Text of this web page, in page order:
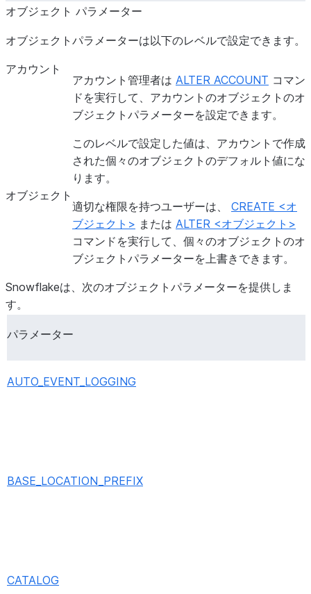
ENABLE_IDENTIFIER_FIRST_LOGIN
ENABLE_INTERNAL_STAGES_PRIVATELINK
ENABLE_NOTEBOOK_CREATION_IN_PERSONAL_DB
オブジェクト パラメーター
オブジェクトパラメーターは以下のレベルで設定できます。
アカウント
アカウント管理者は ALTER ACCOUNT コマン
ドを実行して、アカウントのオブジェクトのオ
ブジェクトパラメーターを設定できます。
このレベルで設定した値は、アカウントで作成
された個々のオブジェクトのデフォルト値にな
ります。
オブジェクト
適切な権限を持つユーザーは、 CREATE <オ
ブジェクト> または ALTER <オブジェクト>
コマンドを実行して、個々のオブジェクトのオ
ブジェクトパラメーターを上書きできます。
Snowflakeは、次のオブジェクトパラメーターを提供しま
す。
パラメーター
AUTO_EVENT_LOGGING
BASE_LOCATION_PREFIX
CATALOG